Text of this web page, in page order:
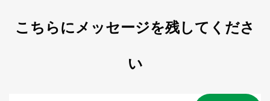
こちらにメッセージを残してくださ
い